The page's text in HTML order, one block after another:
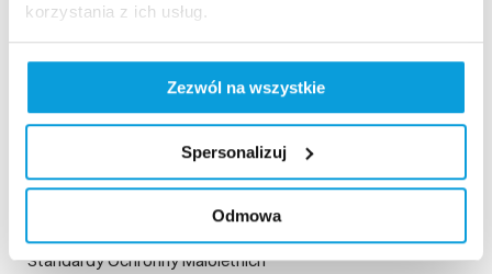
korzystania z ich usług.
Zezwól na wszystkie
Spersonalizuj
Odmowa
Strona główna
Kamery live
Nasze standardy
Rodo
Standardy Ochronny Małoletnich